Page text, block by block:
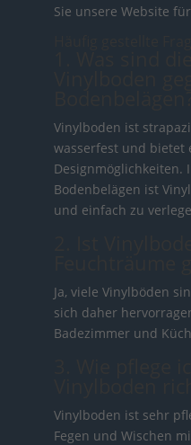
Sie unsere Website
Vinylboden ist
wasserfest und bietet
Designmöglichkeiten.
Bodenbelägen ist
und einfach zu
Ja, viele Vinylböden
sich daher
Badezimmer und
Vinylboden ist sehr
Fegen und Wischen